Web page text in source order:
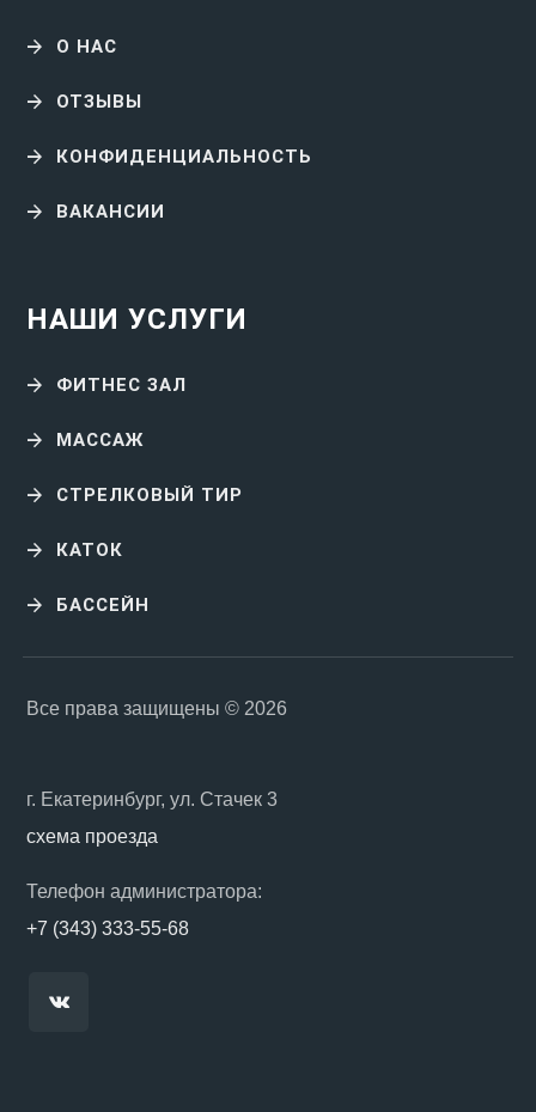
О НАС
ОТЗЫВЫ
КОНФИДЕНЦИАЛЬНОСТЬ
ВАКАНСИИ
НАШИ УСЛУГИ
ФИТНЕС ЗАЛ
МАССАЖ
СТРЕЛКОВЫЙ ТИР
КАТОК
БАССЕЙН
Все права защищены © 2026
г. Екатеринбург, ул. Стачек 3
схема проезда
Телефон администратора:
+7 (343) 333-55-68